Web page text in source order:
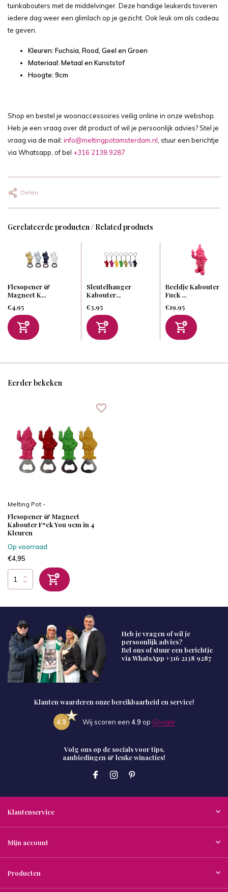
tuinkabouters met de middelvinger. Deze handige leukerds toveren
iedere dag weer een glimlach op je gezicht. Ook leuk om als cadeau
te geven.
Kleuren: Fuchsia, Rood, Geel en Groen
Materiaal: Metaal en Kunststof
Hoogte: 9cm
Shop en bestel je woonaccessoires veilig online in onze webshop.
Heb je een vraag over dit product of wil je persoonlijk advies? Stel je
vraag via de mail: info@meltingpotamsterdam.nl, stuur een berichtje
via Whatsapp, of bel +316 2138 9287
Delen
Gerelateerde producten / Related products
Flesopener &
Magneet K...
€4,95
Sleutelhanger
Kabouter...
€3,95
Beeldje Kabouter
Fuck ...
€19,95
Eerder bekeken
Melting Pot -
Flesopener & Magneet
Kabouter F*ck You 9cm in 4
Kleuren
Op voorraad
€4,95
Heb je vragen of wil je
persoonlijk advies?
Bel ons of stuur een berichtje
via WhatsApp +316 2138 9287
Klanten waarderen onze bereikbaarheid en service!
4.9 Wij scoren een 4.9 op Google
Volg ons op de socials voor tips,
aanbiedingen & leuke winacties!
Klantenservice
Mijn account
Producten